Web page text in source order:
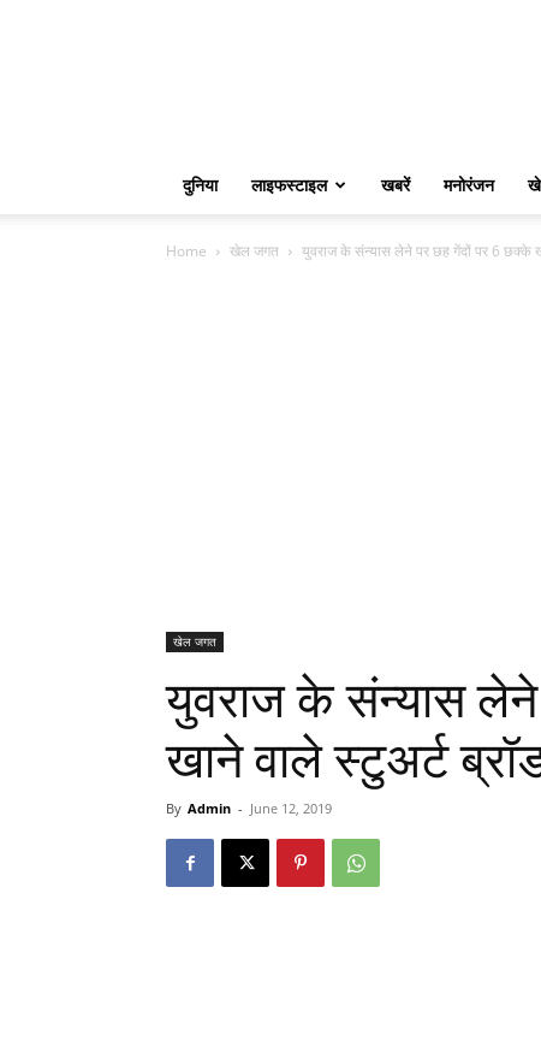
दुनिया लाइफस्टाइल खबरें मनोरंजन
Home खेल जगत युवराज के संन्यास लेने पर छह गेंदों पर 6 छक्के
खेल जगत
युवराज के संन्यास
खाने वाले स्टुअर्ट
By Admin - June 12, 2019